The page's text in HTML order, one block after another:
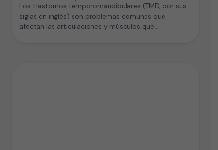
Los trastornos temporomandibulares (TMD, por sus
siglas en inglés) son problemas comunes que
afectan las articulaciones y músculos que